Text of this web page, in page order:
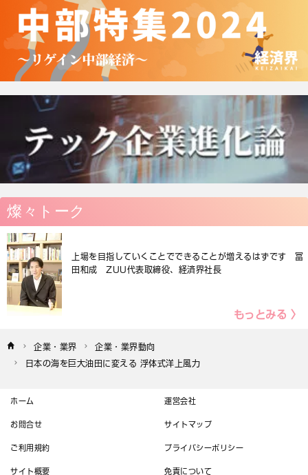
燦々トーク
上場を目指していくことでできることが増えるはずです 冨
田和成 ZUU代表取締役、経済界社長
もっとみる 〉
企業・業界
企業・業界動向
日本の海を巨大油田に変える 浮体式洋上風力
ホーム 運営会社
お問合せ サイトマップ
ご利用規約 プライバシーポリシー
サイト概要 免責について